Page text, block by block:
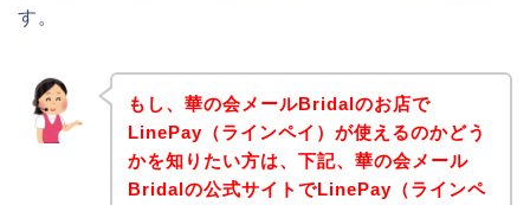
す。
もし、華の会メールBridalのお店で
LinePay（ラインペイ）が使えるのかどう
かを知りたい方は、下記、華の会メール
Bridalの公式サイトでLinePay（ラインペ